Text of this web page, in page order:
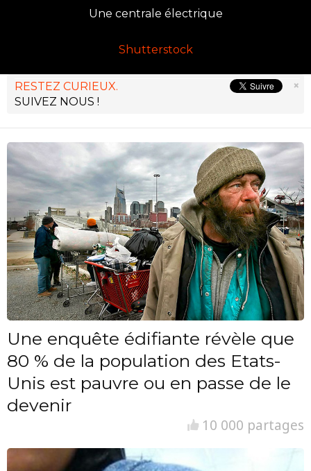
Une centrale électrique
Shutterstock
×
RESTEZ CURIEUX.
SUIVEZ NOUS !
Une enquête édifiante révèle que
80 % de la population des Etats-
Unis est pauvre ou en passe de le
devenir
10 000 partages